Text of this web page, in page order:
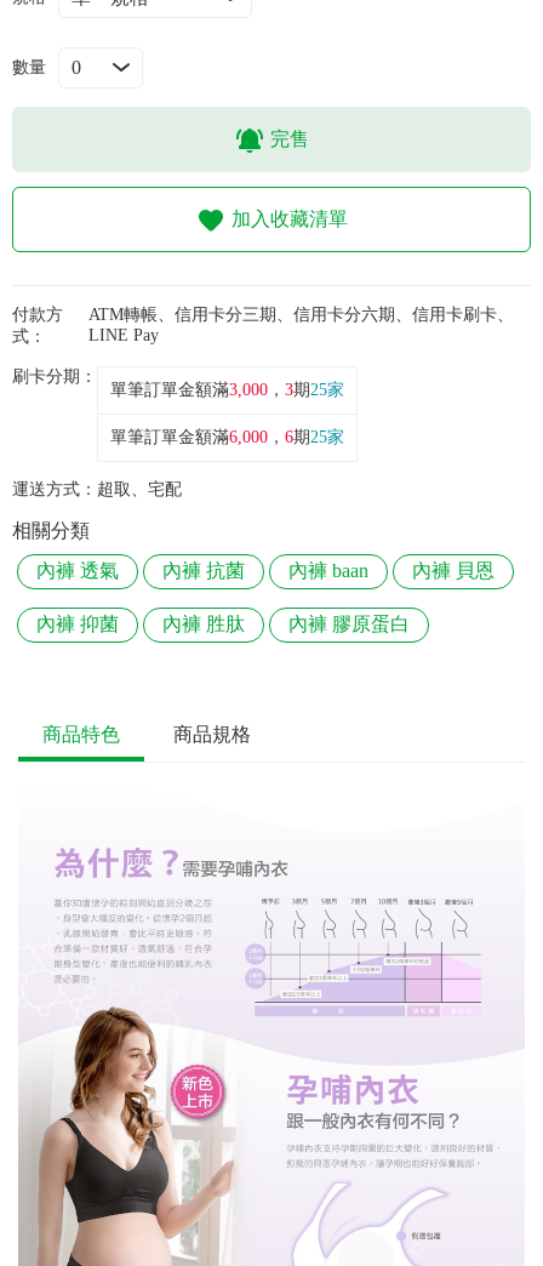
數量
完售
加入收藏清單
付款方
式：
ATM轉帳、信用卡分三期、信用卡分六期、信用卡刷卡、
LINE Pay
刷卡分期：
單筆訂單金額滿3,000 ， 3期25家
單筆訂單金額滿6,000 ， 6期25家
運送方式： 超取、宅配
相關分類
內褲 透氣
內褲 抗菌 內褲 baan 內褲 貝恩
內褲 抑菌 內褲 胜肽 內褲 膠原蛋白
商品特色 商品規格